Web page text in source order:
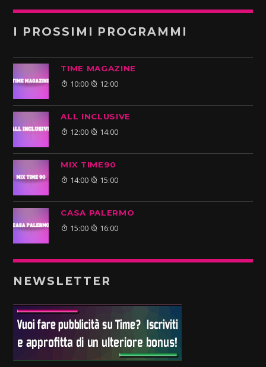
I PROSSIMI PROGRAMMI
TIME MAGAZINE
10:00 12:00
ALL INCLUSIVE
12:00 14:00
MIX TIME90
14:00 15:00
CASA PALERMO
15:00 16:00
NEWSLETTER